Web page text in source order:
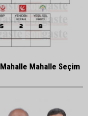
Mahalle Seçim